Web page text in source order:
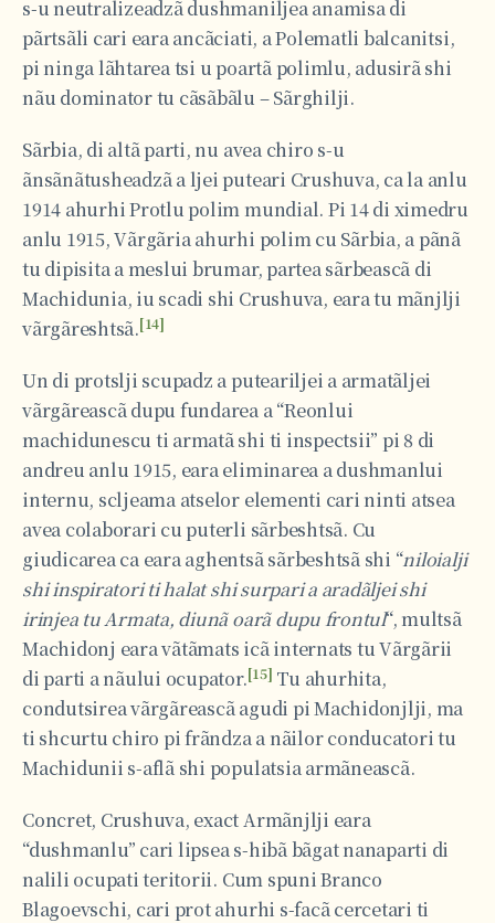
s-u neutralizeadzã dushmaniljea anamisa di
pãrtsãli cari eara ancãciati, a Polematli balcanitsi,
pi ninga lãhtarea tsi u poartã polimlu, adusirã shi
nãu dominator tu cãsãbãlu – Sãrghilji.
Sãrbia, di altã parti, nu avea chiro s-u
ãnsãnãtusheadzã a ljei puteari Crushuva, ca la anlu
1914 ahurhi Protlu polim mundial. Pi 14 di ximedru
anlu 1915, Vãrgãria ahurhi polim cu Sãrbia, a pãnã
tu dipisita a meslui brumar, partea sãrbeascã di
Machidunia, iu scadi shi Crushuva, eara tu mãnjlji
vãrgãreshtsã.[14]
Un di protslji scupadz a puteariljei a armatãljei
vãrgãreascã dupu fundarea a “Reonlui
machidunescu ti armatã shi ti inspectsii” pi 8 di
andreu anlu 1915, eara eliminarea a dushmanlui
internu, scljeama atselor elementi cari ninti atsea
avea colaborari cu puterli sãrbeshtsã. Cu
giudicarea ca eara aghentsã sãrbeshtsã shi “niloialji
shi inspiratori ti halat shi surpari a aradãljei shi
irinjea tu Armata, diunã oarã dupu frontul“, multsã
Machidonj eara vãtãmats icã internats tu Vãrgãrii
di parti a nãului ocupator.[15] Tu ahurhita,
condutsirea vãrgãreascã agudi pi Machidonjlji, ma
ti shcurtu chiro pi frãndza a nãilor conducatori tu
Machidunii s-aflã shi populatsia armãneascã.
Concret, Crushuva, exact Armãnjlji eara
“dushmanlu” cari lipsea s-hibã bãgat nanaparti di
nalili ocupati teritorii. Cum spuni Branco
Blagoevschi, cari prot ahurhi s-facã cercetari ti